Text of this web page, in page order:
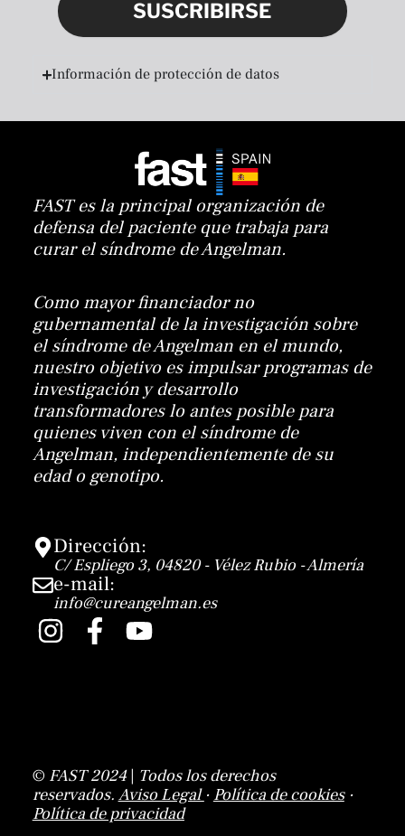
SUSCRIBIRSE
Información de protección de datos
FAST es la principal organización de
defensa del paciente que trabaja para
curar el síndrome de Angelman.
Como mayor financiador no
gubernamental de la investigación sobre
el síndrome de Angelman en el mundo,
nuestro objetivo es impulsar programas de
investigación y desarrollo
transformadores lo antes posible para
quienes viven con el síndrome de
Angelman, independientemente de su
edad o genotipo.
Dirección:
C/ Espliego 3, 04820 - Vélez Rubio - Almería
e-mail:
info@cureangelman.es
I
n
g
r
a
F
a
o
o
k
Y
o
b
e
© FAST 2024| Todos los derechos
reservados. Aviso Legal · Política de cookies·
Política de privacidad